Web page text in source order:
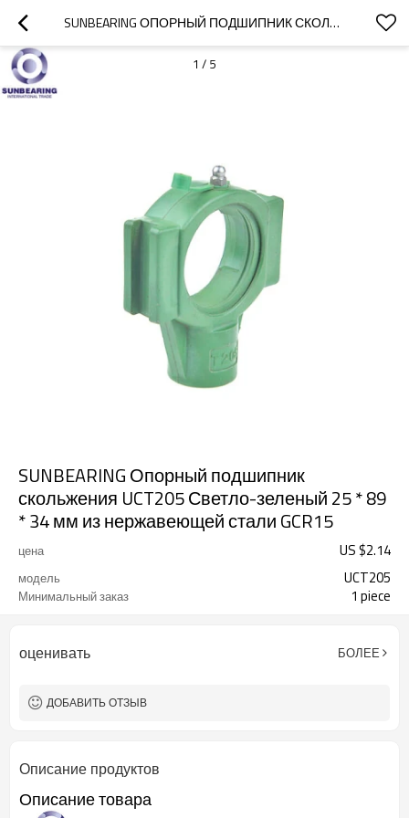
SUNBEARING ОПОРНЫЙ ПОДШИПНИК СКОЛЬЖЕНИЯ UCT205 СВЕТЛО-ЗЕЛЕНЫЙ 25 * 89 * 34 ММ ИЗ НЕРЖАВЕЮЩЕЙ СТАЛИ GCR15
1 / 5
SUNBEARING Опорный подшипник
скольжения UCT205 Светло-зеленый 25 * 89
* 34 мм из нержавеющей стали GCR15
цена US $2.14
модель UCT205
Минимальный заказ 1 piece
оценивать БОЛЕЕ
ДОБАВИТЬ ОТЗЫВ
Описание продуктов
Описание товара